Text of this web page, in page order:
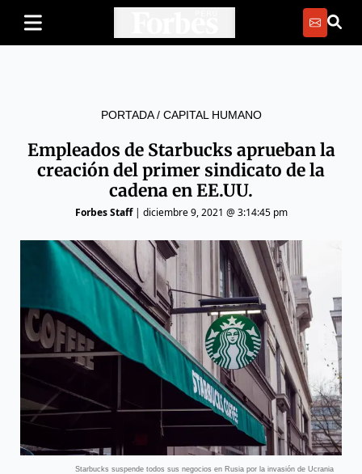
PORTADA/ CAPITAL HUMANO
Empleados de Starbucks aprueban la
creación del primer sindicato de la
cadena en EE.UU.
Forbes Staff| diciembre 9, 2021 @ 3:14:45 pm
Starbucks suspende todos sus negocios en Rusia por la invasión de Ucrania